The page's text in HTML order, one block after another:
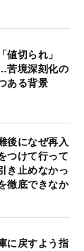
値切られ」
苦境深刻化の
ある背景
後になぜ再入
つけて行って
き止めなかっ
徹底できなか
に戻すよう指